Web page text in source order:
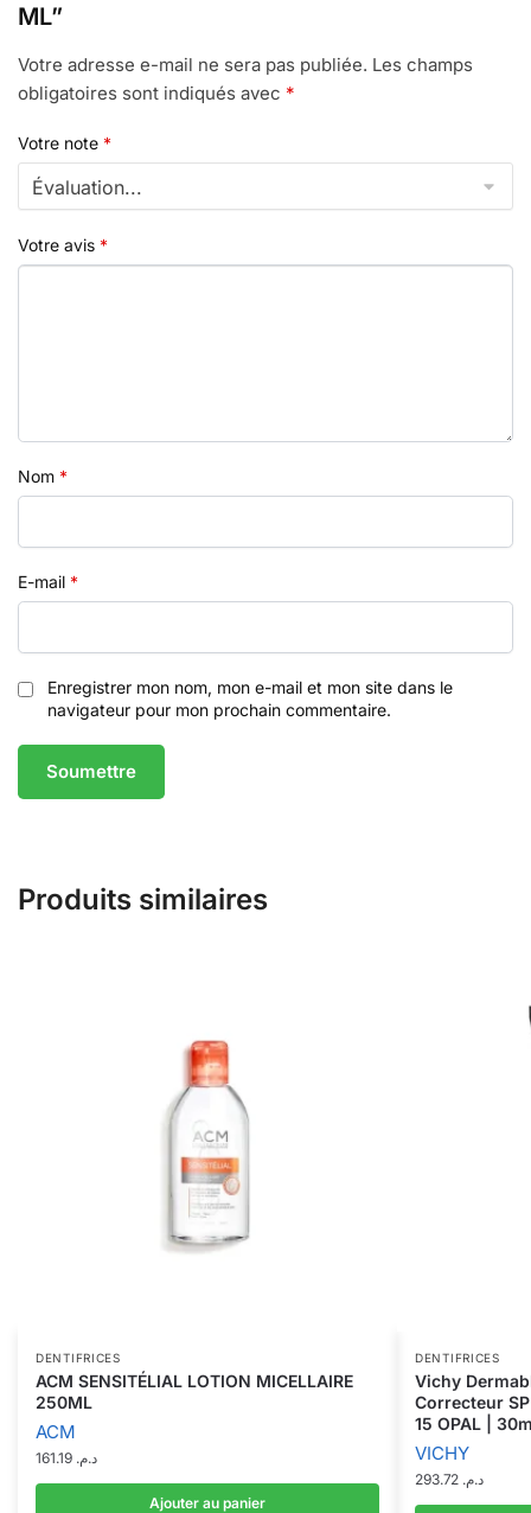
ML”
Votre adresse e-mail ne sera pas publiée. Les champs
obligatoires sont indiqués avec *
Votre note *
Votre avis *
Nom *
E-mail *
Enregistrer mon nom, mon e-mail et mon site dans le
navigateur pour mon prochain commentaire.
Produits similaires
DENTIFRICES
ACM SENSITÉLIAL LOTION MICELLAIRE
250ML
ACM
د.م.
Ajouter au panier
DENTIFRICES
Vichy
Correcteur
15 OPAL |
VICHY
د.م.